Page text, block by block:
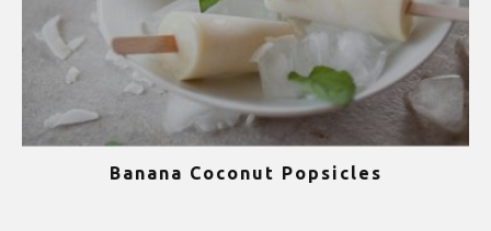
Banana Coconut Popsicles